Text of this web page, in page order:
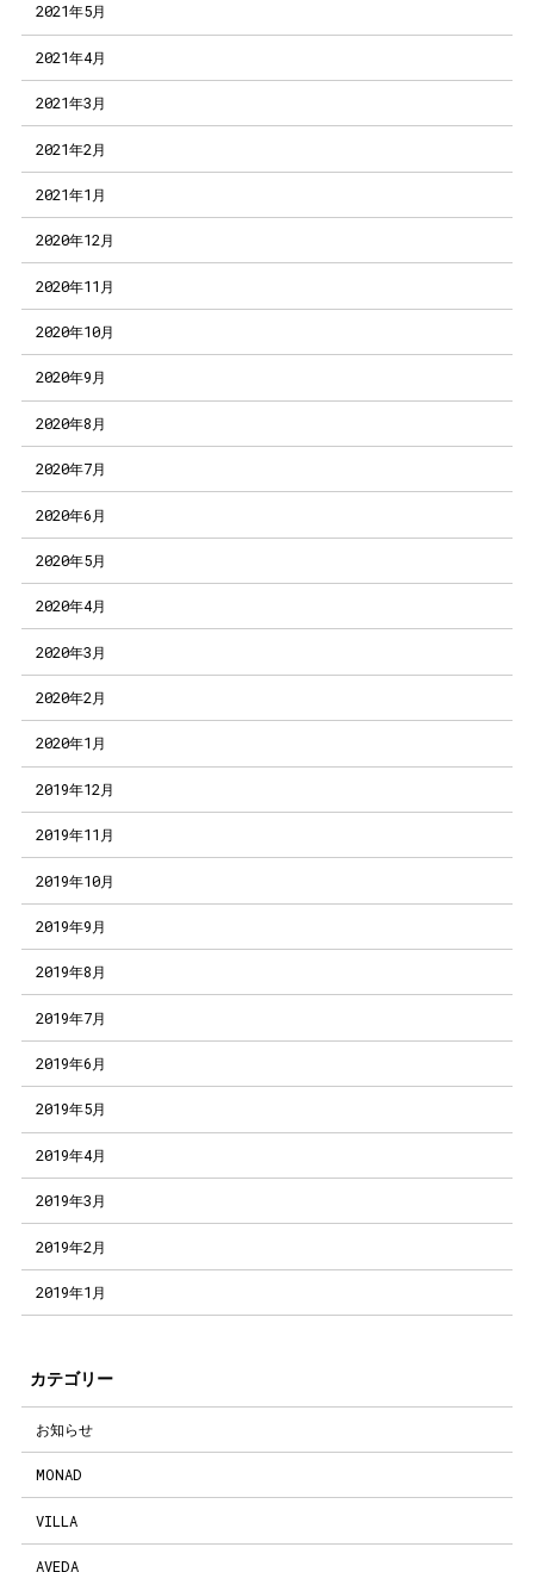
2021年5月
2021年4月
2021年3月
2021年2月
2021年1月
2020年12月
2020年11月
2020年10月
2020年9月
2020年8月
2020年7月
2020年6月
2020年5月
2020年4月
2020年3月
2020年2月
2020年1月
2019年12月
2019年11月
2019年10月
2019年9月
2019年8月
2019年7月
2019年6月
2019年5月
2019年4月
2019年3月
2019年2月
2019年1月
カテゴリー
お知らせ
MONAD
VILLA
AVEDA